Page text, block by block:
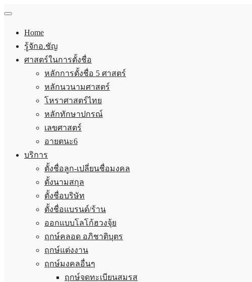
Home
รู้จักอ.ชัญ
ศาสตร์ในการตั้งชื่อ
หลักการตั้งชื่อ 5 ศาสตร์
หลักนวนามศาสตร์
โหราศาสตร์ไทย
หลักทักษาปกรณ์
เลขศาสตร์
อายตนะ6
บริการ
ตั้งชื่อลูก-เปลี่ยนชื่อมงคล
ตั้งนามสกุล
ตั้งชื่อบริษัท
ตั้งชื่อแบรนด์/ร้าน
ออกแบบโลโก้ฮวงจุ้ย
ฤกษ์คลอด อภิชาติบุตร
ฤกษ์แต่งงาน
ฤกษ์มงคลอื่นๆ
ฤกษ์จดทะเบียนสมรส